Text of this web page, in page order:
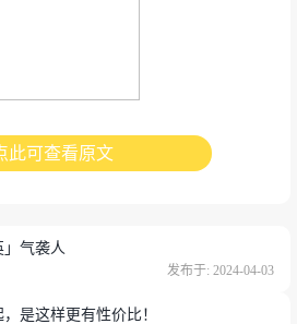
此可查看原文
」气袭人
发布于: 2024-04-03
是这样更有性价比！